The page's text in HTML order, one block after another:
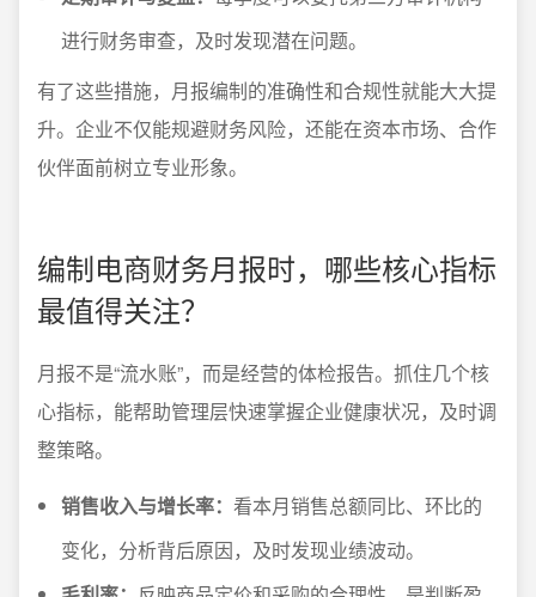
进行财务审查，及时发现潜在问题。
有了这些措施，月报编制的准确性和合规性就能大大提
升。企业不仅能规避财务风险，还能在资本市场、合作
伙伴面前树立专业形象。
编制电商财务月报时，哪些核心指标
最值得关注？
月报不是“流水账”，而是经营的体检报告。抓住几个核
心指标，能帮助管理层快速掌握企业健康状况，及时调
整策略。
销售收入与增长率： 看本月销售总额同比、环比的
变化，分析背后原因，及时发现业绩波动。